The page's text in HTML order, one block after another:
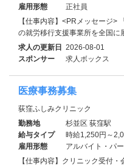
雇用形態
正社員
【仕事内容】<PRメッセージ>
の就労移行支援事業所を全国に
求人の更新日 2026-08-01
スポンサー
求人ボックス
医療事務募集
荻窪ふしみクリニック
勤務地
杉並区 荻窪駅
給与タイプ
時給1,250円～
雇用形態
アルバイト・パー
【仕事内容】クリニック受付